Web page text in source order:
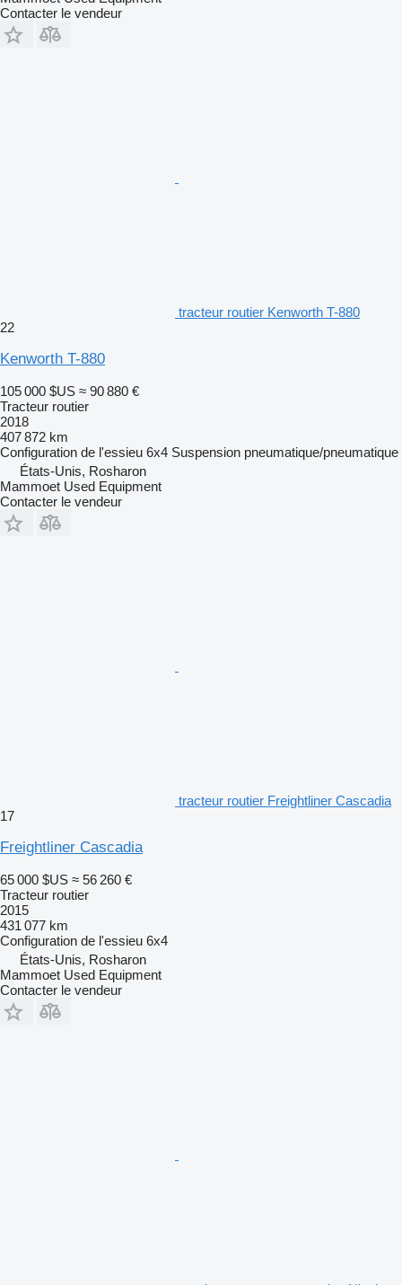
Contacter le vendeur
tracteur routier Kenworth T-880
22
Kenworth T-880
105 000 $US ≈ 90 880 €
Tracteur routier
2018
407 872 km
Configuration de l'essieu 6x4 Suspension pneumatique/pneumatique
États-Unis, Rosharon
Mammoet Used Equipment
Contacter le vendeur
tracteur routier Freightliner Cascadia
17
Freightliner Cascadia
65 000 $US ≈ 56 260 €
Tracteur routier
2015
431 077 km
Configuration de l'essieu 6x4
États-Unis, Rosharon
Mammoet Used Equipment
Contacter le vendeur